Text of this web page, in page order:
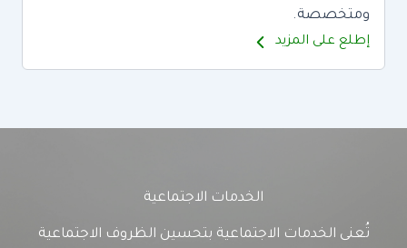
ومتخصصة.
إطلع على المزيد
الخدمات الاجتماعية
تُعنى الخدمات الاجتماعية بتحسين الظروف الاجتماعية